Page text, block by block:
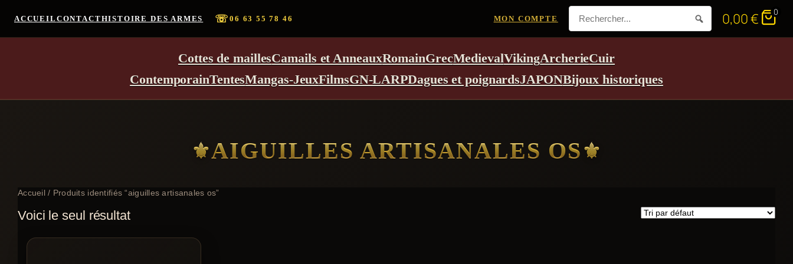
ACCUEIL CONTACTHISTOIRE DES ARMES ☏06 63 55 78 46 MON COMPTE 0,00€ 0
Cottes de maillesCamails et AnneauxRomainGrecMedievalVikingArcherieCuir
ContemporainTentesMangas-JeuxFilmsGN-LARPDagues et poignardsJAPONBijoux historiques
AIGUILLES ARTISANALES OS
Accueil/ Produits identifiés “aiguilles artisanales os”
Voici le seul résultat